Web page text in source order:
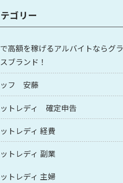
ゴリー
高額を稼げるアルバイトならグラ
ブランド！
フ 安藤
トレディ 確定申告
トレディ 経費
トレディ 副業
トレディ 主婦